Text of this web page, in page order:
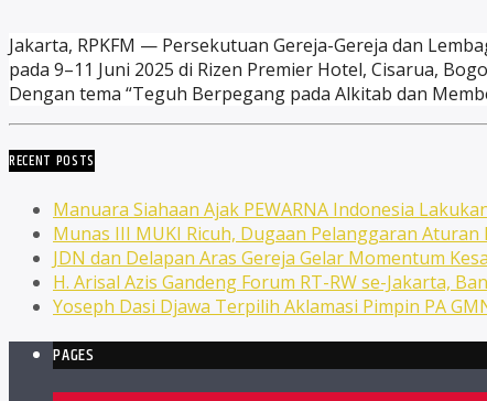
Jakarta, RPKFM — Persekutuan Gereja-Gereja dan
pada 9–11 Juni 2025 di Rizen Premier Hotel, Cisarua,
Dengan tema “Teguh Berpegang pada Alkitab dan
RECENT POSTS
Manuara Siahaan Ajak PEWARNA Indonesia
Munas III MUKI Ricuh, Dugaan Pelanggaran Aturan
JDN dan Delapan Aras Gereja Gelar Momentum
H. Arisal Azis Gandeng Forum RT-RW se-Jakarta,
Yoseph Dasi Djawa Terpilih Aklamasi Pimpin PA
PAGES